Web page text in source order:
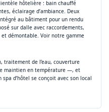
hôtelière : bain chauffé
éclairage d’ambiance. Deux
au bâtiment pour un rendu
sur dalle avec raccordements,
démontable. Voir notre gamme
traitement de l’eau, couverture
maintien en température —, et
d’hôtel se conçoit avec son local